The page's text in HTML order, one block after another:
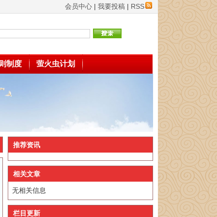
会员中心 | 我要投稿 | RSS
制度 萤火虫计划
推荐资讯
相关文章
无相关信息
栏目更新